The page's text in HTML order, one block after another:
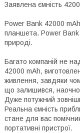
Заявлена ємність
Power Bank 42000
планшета. Power
природі.
Багато компаній не
42000 mAh,
живлення, завдяки
що залишився,
Дуже потужний
Реальна ємність
стане для вас
портативні пристрої.